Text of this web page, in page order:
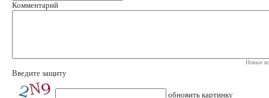
Комментарий
Новые
Введите защиту
обновить картинку